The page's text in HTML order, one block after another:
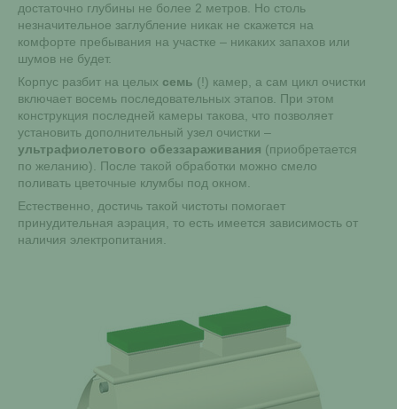
достаточно глубины не более 2 метров. Но столь
незначительное заглубление никак не скажется на
комфорте пребывания на участке – никаких запахов или
шумов не будет.
Корпус разбит на целых семь (!) камер, а сам цикл очистки
включает восемь последовательных этапов. При этом
конструкция последней камеры такова, что позволяет
установить дополнительный узел очистки –
ультрафиолетового обеззараживания (приобретается
по желанию). После такой обработки можно смело
поливать цветочные клумбы под окном.
Естественно, достичь такой чистоты помогает
принудительная аэрация, то есть имеется зависимость от
наличия электропитания.